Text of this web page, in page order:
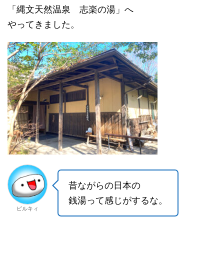
「縄文天然温泉 志楽の湯」へ
やってきました。
ピルキィ
昔ながらの日本の
銭湯って感じがするな。